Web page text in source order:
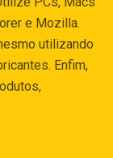
e Mozilla.
utilizando
Enfim,